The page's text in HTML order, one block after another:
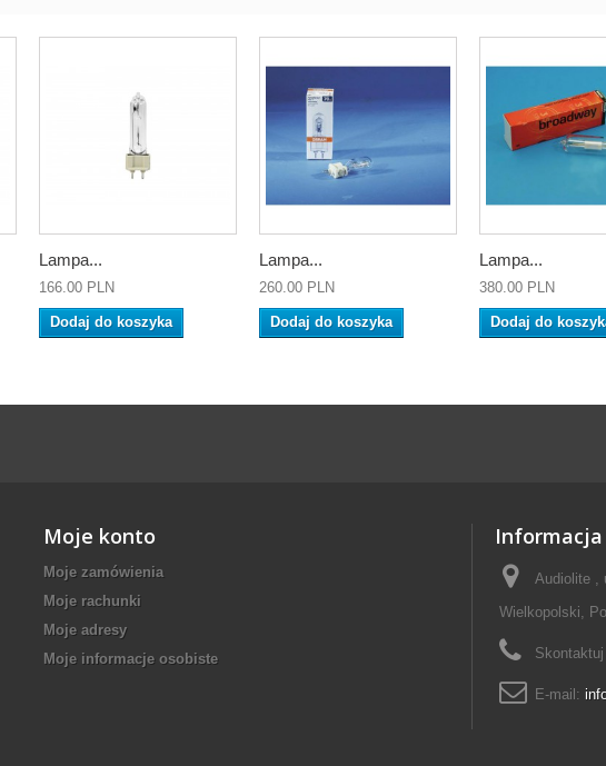
Lampa...
166.00 PLN
Dodaj do koszyka
Lampa...
260.00 PLN
Dodaj do koszyka
Lampa...
380.00 PLN
Dodaj do
Moje konto
Moje zamówienia
Moje rachunki
Moje adresy
Moje informacje osobiste
Audiolite ,
Wielkopolski,
E-mail: